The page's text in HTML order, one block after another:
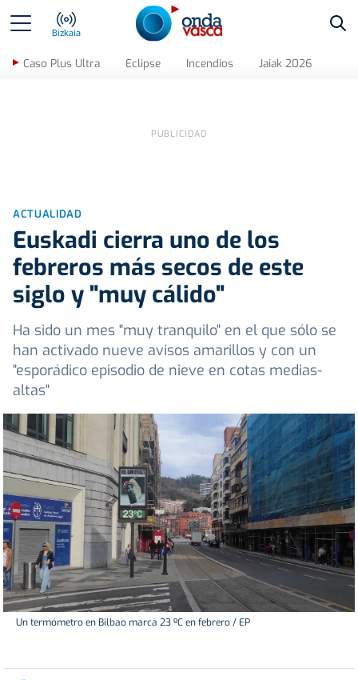
Bizkaia
Caso Plus Ultra Eclipse Incendios Jaiak 2026
ACTUALIDAD
Euskadi cierra uno de los
febreros más secos de este
siglo y "muy cálido"
Ha sido un mes "muy tranquilo" en el que sólo se
han activado nueve avisos amarillos y con un
"esporádico episodio de nieve en cotas medias-
altas"
Un termómetro en Bilbao marca 23 ºC en febrero / EP